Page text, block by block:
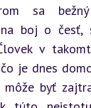
sa
na boj o česť,
v
je dnes
byť